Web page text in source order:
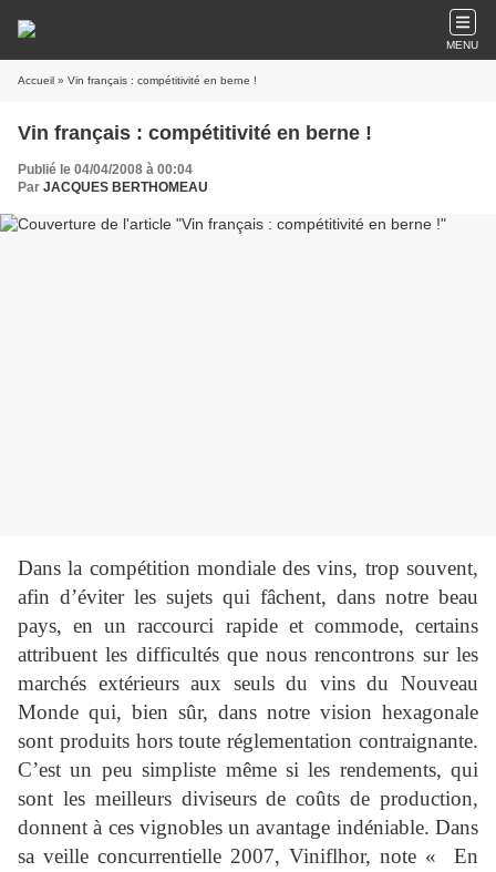
MENU
Accueil » Vin français : compétitivité en berne !
Vin français : compétitivité en berne !
Publié le 04/04/2008 à 00:04
Par JACQUES BERTHOMEAU
Dans la compétition mondiale des vins, trop souvent,
afin d’éviter les sujets qui fâchent, dans notre beau
pays, en un raccourci rapide et commode, certains
attribuent les difficultés que nous rencontrons sur les
marchés extérieurs aux seuls du vins du Nouveau
Monde qui, bien sûr, dans notre vision hexagonale
sont produits hors toute réglementation contraignante.
C’est un peu simpliste même si les rendements, qui
sont les meilleurs diviseurs de coûts de production,
donnent à ces vignobles un avantage indéniable. Dans
sa veille concurrentielle 2007, Viniflhor, note « En